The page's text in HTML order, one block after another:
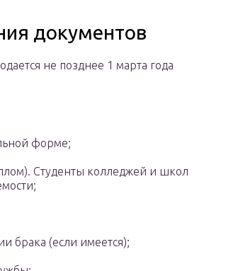
документов
не позднее 1 марта года
форме;
Студенты колледжей и школ
брака (если имеется);